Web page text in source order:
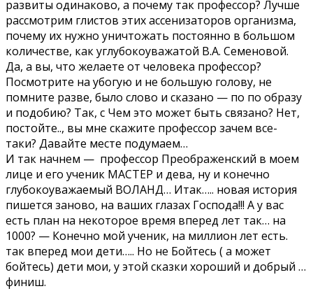
развиты одинаково, а почему так профессор? Лучше
рассмотрим глистов этих ассенизаторов организма,
почему их нужно уничтожать постоянно в большом
количестве, как углубокоуважатой В.А. Семеновой.
Да, а вы, что желаете от человека профессор?
Посмотрите на убогую и не большую голову, не
помните разве, было слово и сказано — по по образу
и подобию? Так, с Чем это может быть связано? Нет,
постойте.., вы мне скажите профессор зачем все-
таки? Давайте месте подумаем…
И так начнем — профессор Преображенский в моем
лице и его ученик МАСТЕР и дева, ну и конечно
глубокоуважаемый ВОЛАНД… Итак….. новая история
пишется заново, на ваших глазах Господа!!! А у вас
есть план на некоторое время вперед лет так… на
1000? — Конечно мой ученик, на миллион лет есть.
так вперед мои дети….. Но не Бойтесь ( а может
бойтесь) дети мои, у этой сказки хороший и добрый …
финиш.